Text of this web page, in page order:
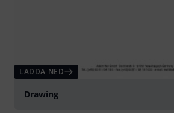
LADDA NED
Drawing